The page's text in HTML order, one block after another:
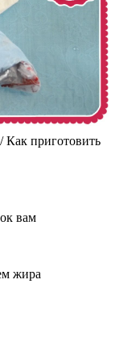
Как приготовить
вам
жира